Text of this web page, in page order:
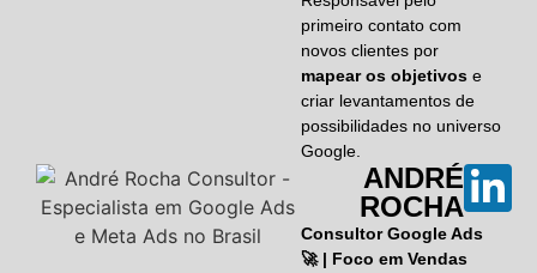
primeiro contato com
novos clientes por
mapear os objetivose
criar levantamentos de
possibilidades no universo
Google.
ANDRÉ
ROCHA
Consultor Google Ads
🚀 | Foco em Vendas